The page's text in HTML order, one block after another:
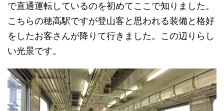
で直通運転しているのを初めてここで知りました。
こちらの穂高駅ですが登山客と思われる装備と格好
をしたお客さんが降りて行きました。この辺りらし
い光景です。